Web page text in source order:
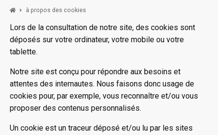
à propos des cookies
Lors de la consultation de notre site, des cookies sont
déposés sur votre ordinateur, votre mobile ou votre
tablette.
Notre site est conçu pour répondre aux besoins et
attentes des internautes. Nous faisons donc usage de
cookies pour, par exemple, vous reconnaître et/ou vous
proposer des contenus personnalisés.
Un cookie est un traceur déposé et/ou lu par les sites